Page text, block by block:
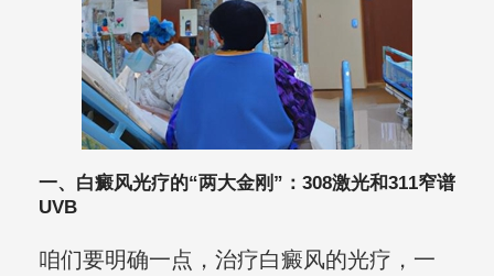
一、白癜风光疗的“两大金刚”：308激光和311窄谱
UVB
咱们要明确一点，治疗白癜风的光疗，一